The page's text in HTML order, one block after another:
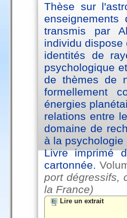
Thèse sur
transmis par
individu
identités de
psychologique
de thèmes de
formellement
énergies
relations entre
domaine de
à la
Livre imprimé
cartonnée.
port dégressifs,
la France)
Lire un extrait